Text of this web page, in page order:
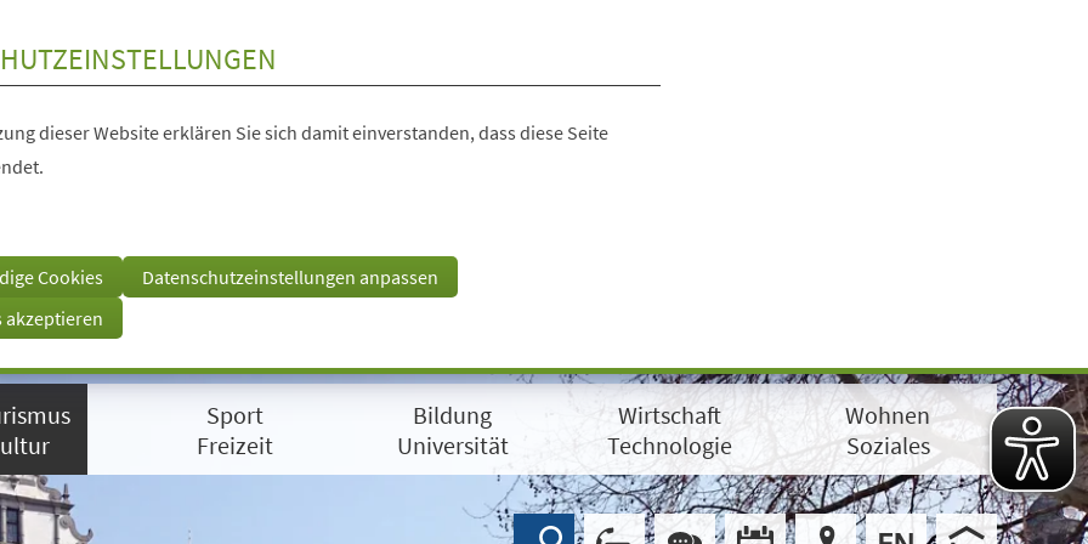
dieser Website erklären Sie sich damit einverstanden, dass diese Seite
Cookies
Datenschutzeinstellungen anpassen
akzeptieren
Sport
Freizeit
Bildung
Universität
Wirtschaft
Technologie
Wohnen
Soziales